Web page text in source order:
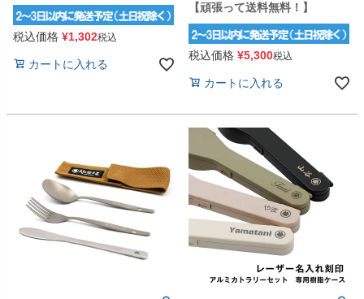
税込価格 ¥1,302税込
カートに入れる
【頑張って送料無料！】
税込価格 ¥5,300税込
カートに入れる